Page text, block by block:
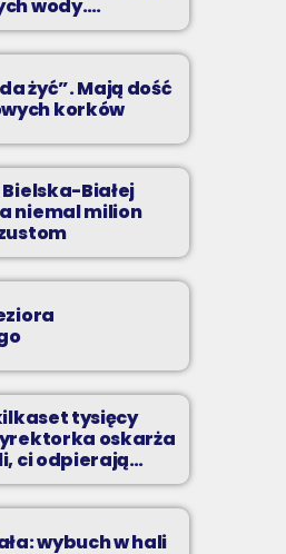
wody.
koszty i ogromna
żyć”. Mają dość
korków
Białej
niemal milion
tysięcy
oskarża
ci odpierają
wybuch w hali